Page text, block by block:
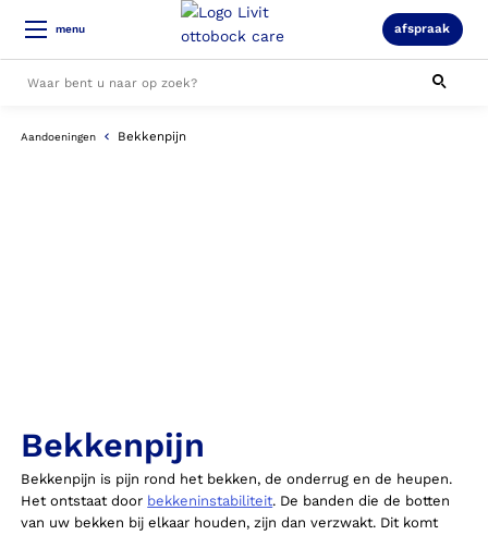
menu afspraak
Alle resultaten
Aandoeningen Bekkenpijn
Bekkenpijn
Bekkenpijn is pijn rond het bekken, de onderrug en de heupen.
Het ontstaat door bekkeninstabiliteit. De banden die de botten
van uw bekken bij elkaar houden, zijn dan verzwakt. Dit komt